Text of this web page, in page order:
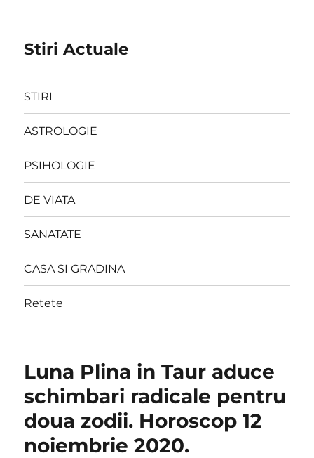
Stiri Actuale
STIRI
ASTROLOGIE
PSIHOLOGIE
DE VIATA
SANATATE
CASA SI GRADINA
Retete
Luna Plina in Taur aduce
schimbari radicale pentru
doua zodii. Horoscop 12
noiembrie 2020.